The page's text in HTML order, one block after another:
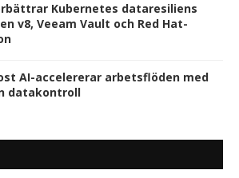
Kubernetes dataresiliens
v8, Veeam Vault och Red Hat-
AI-accelererar arbetsflöden med
datakontroll